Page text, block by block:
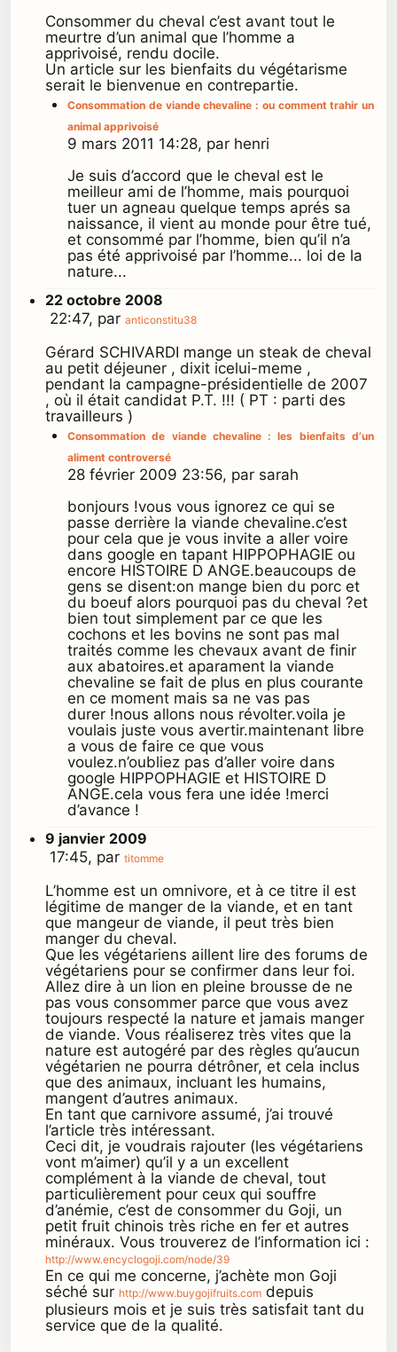
Consommer du cheval c’est avant tout le
meurtre d’un animal que l’homme a
apprivoisé, rendu docile.
Un article sur les bienfaits du végétarisme
serait le bienvenue en contrepartie.
Consommation de viande chevaline : ou comment trahir un
animal apprivoisé
9 mars 2011 14:28, par henri
Je suis d’accord que le cheval est le
meilleur ami de l’homme, mais pourquoi
tuer un agneau quelque temps aprés sa
naissance, il vient au monde pour être tué,
et consommé par l’homme, bien qu’il n’a
pas été apprivoisé par l’homme... loi de la
nature...
22 octobre 2008
22:47, par anticonstitu38
Gérard SCHIVARDI mange un steak de cheval
au petit déjeuner , dixit icelui-meme ,
pendant la campagne-présidentielle de 2007
, où il était candidat P.T. !!! ( PT : parti des
travailleurs )
Consommation de viande chevaline : les bienfaits d’un
aliment controversé
28 février 2009 23:56, par sarah
bonjours !vous vous ignorez ce qui se
passe derrière la viande chevaline.c’est
pour cela que je vous invite a aller voire
dans google en tapant HIPPOPHAGIE ou
encore HISTOIRE D ANGE.beaucoups de
gens se disent:on mange bien du porc et
du boeuf alors pourquoi pas du cheval ?et
bien tout simplement par ce que les
cochons et les bovins ne sont pas mal
traités comme les chevaux avant de finir
aux abatoires.et aparament la viande
chevaline se fait de plus en plus courante
en ce moment mais sa ne vas pas
durer !nous allons nous révolter.voila je
voulais juste vous avertir.maintenant libre
a vous de faire ce que vous
voulez.n’oubliez pas d’aller voire dans
google HIPPOPHAGIE et HISTOIRE D
ANGE.cela vous fera une idée !merci
d’avance !
9 janvier 2009
17:45, par titomme
L’homme est un omnivore, et à ce titre il est
légitime de manger de la viande, et en tant
que mangeur de viande, il peut très bien
manger du cheval.
Que les végétariens aillent lire des forums de
végétariens pour se confirmer dans leur foi.
Allez dire à un lion en pleine brousse de ne
pas vous consommer parce que vous avez
toujours respecté la nature et jamais manger
de viande. Vous réaliserez très vites que la
nature est autogéré par des règles qu’aucun
végétarien ne pourra détrôner, et cela inclus
que des animaux, incluant les humains,
mangent d’autres animaux.
En tant que carnivore assumé, j’ai trouvé
l’article très intéressant.
Ceci dit, je voudrais rajouter (les végétariens
vont m’aimer) qu’il y a un excellent
complément à la viande de cheval, tout
particulièrement pour ceux qui souffre
d’anémie, c’est de consommer du Goji, un
petit fruit chinois très riche en fer et autres
minéraux. Vous trouverez de l’information ici :
http://www.encyclogoji.com/node/39
En ce qui me concerne, j’achète mon Goji
séché sur http://www.buygojifruits.com depuis
plusieurs mois et je suis très satisfait tant du
service que de la qualité.